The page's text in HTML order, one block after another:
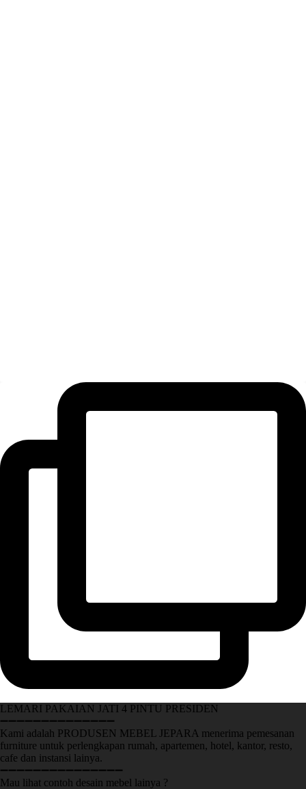
LEMARI PAKAIAN JATI 4 PINTU PRESIDEN
➖➖➖➖➖➖➖➖➖➖➖➖➖➖
Kami adalah PRODUSEN MEBEL JEPARA menerima pemesanan
furniture untuk perlengkapan rumah, apartemen, hotel, kantor, resto,
cafe dan instansi lainya.
➖➖➖➖➖➖➖➖➖➖➖➖➖➖➖
Mau lihat contoh desain mebel lainya ?